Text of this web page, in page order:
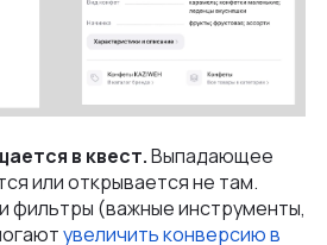
в квест.Выпадающее
или открывается не там.
фильтры (важные инструменты,
увеличить конверсию в